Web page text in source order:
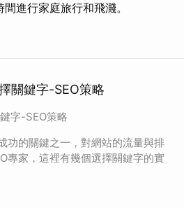
進行家庭旅行和飛濺。
關鍵字-SEO策略
字-SEO策略
功的關鍵之一，對網站的流量與排
專家，這裡有幾個選擇關鍵字的實